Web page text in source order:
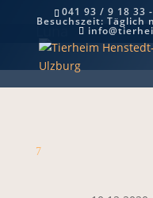
041 93 / 9 18 33
Besuchszeit: Täglich
Luna
7